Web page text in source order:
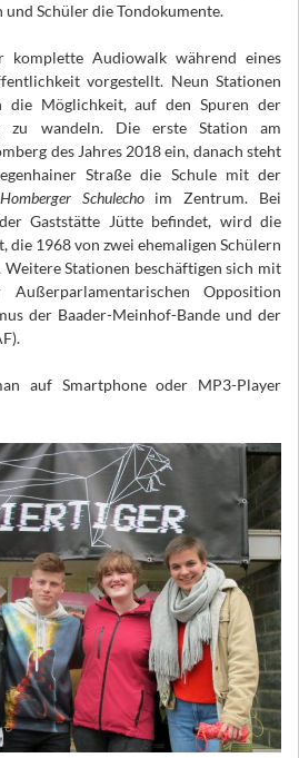
Schüler die Tondokumente.
Audiowalk während eines
vorgestellt. Neun Stationen
die Möglichkeit, auf den Spuren der
zu wandeln. Die erste Station am
des Jahres 2018 ein, danach steht
Straße die Schule mit der
Homberger Schulechoim Zentrum. Bei
Gaststätte Jütte befindet, wird die
die 1968 von zwei ehemaligen Schülern
Stationen beschäftigen sich mit
Opposition
der Baader-Meinhof-Bande und der
auf Smartphone oder MP3-Player